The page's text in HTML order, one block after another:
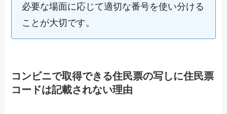
必要な場面に応じて適切な番号を使い分ける
ことが大切です。
コンビニで取得できる住民票の写しに住民票
コードは記載されない理由